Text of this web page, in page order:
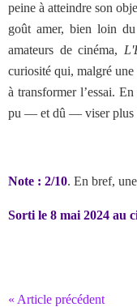
peine à atteindre son
goût amer, bien loin
amateurs de cinéma,
curiosité qui, malgré une
à transformer l’essai.
pu — et dû — viser plus
Note : 2/10. En bref,
Sorti le 8 mai 2024 au
« Article précédent